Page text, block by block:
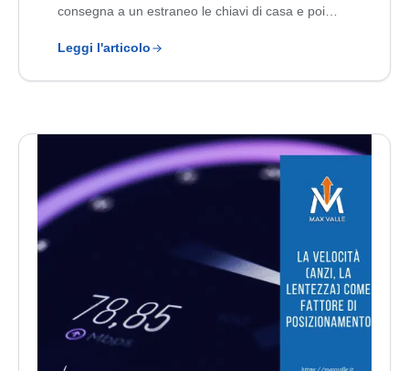
consegna a un estraneo le chiavi di casa e poi…
Leggi l'articolo